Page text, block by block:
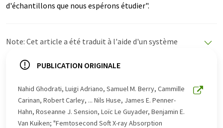
d'échantillons que nous espérons étudier".
Note: Cet article a été traduit à l'aide d'un système
propose ces traductions automatiques pour présenter
été traduit avec traduction automatique, il est possible
qu'il contienne des erreurs de vocabulaire, de syntaxe ou
de grammaire. L'article original dans Anglais peut être
trouvé ici.
PUBLICATION ORIGINALE
Nahid Ghodrati, Luigi Adriano, Samuel M. Berry, Cammille
Carinan, Robert Carley, ... Nils Huse, James E. Penner-
Hahn, Roseanne J. Sension, Loïc Le Guyader, Benjamin E.
Van Kuiken; "Femtosecond Soft X-ray Absorption